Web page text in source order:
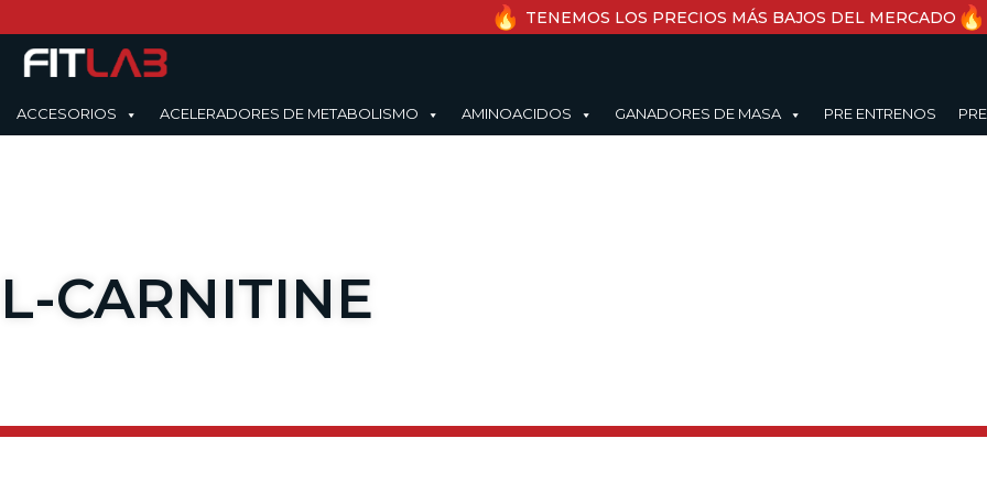
TENEMOS LOS PRECIOS MÁS BAJOS DEL MERCADO
ACCESORIOS ACELERADORES DE METABOLISMO AMINOACIDOS GANADORES DE MASA PRE ENTRENOS
L-CARNITINE